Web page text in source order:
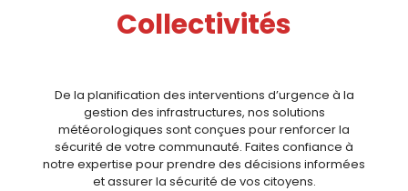
Collectivités
De la planification des interventions d’urgence à la
gestion des infrastructures, nos solutions
météorologiques sont conçues pour renforcer la
sécurité de votre communauté. Faites confiance à
notre expertise pour prendre des décisions informées
et assurer la sécurité de vos citoyens.